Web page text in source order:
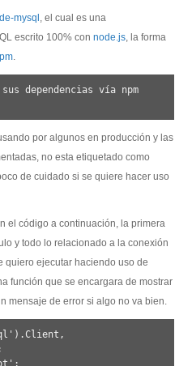
mysql , el cual es una
escrito 100% connode.js, la forma
.
dependencias vía npm
por algunos en producción y las
no esta etiquetado como
de cuidado si se quiere hacer uso
el código a continuación, la primera
y todo lo relacionado a la conexión
quiero ejecutar haciendo uso de
función que se encargara de mostrar
mensaje de error si algo no va bien.